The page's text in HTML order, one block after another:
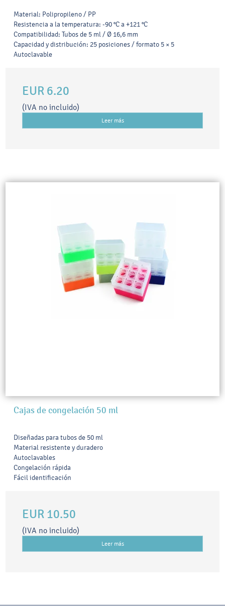
Material: Polipropileno / PP
Resistencia a la temperatura: -90 °C a +121 °C
Compatibilidad: Tubos de 5 ml / Ø 16,6 mm
Capacidad y distribución: 25 posiciones / formato 5 × 5
Autoclavable
EUR 6.20
(IVA no incluido)
Leer más
Cajas de congelación 50 ml
Diseñadas para tubos de 50 ml
Material resistente y duradero
Autoclavables
Congelación rápida
Fácil identificación
EUR 10.50
(IVA no incluido)
Leer más